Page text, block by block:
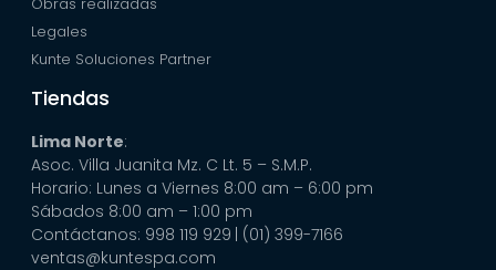
Legales
Kunte Soluciones Partner
Tiendas
Lima Norte:
Asoc. Villa Juanita Mz. C Lt. 5 – S.M.P.
Horario: Lunes a Viernes 8:00 am – 6:00 pm
Sábados 8:00 am – 1:00 pm
Contáctanos: 998 119 929 | (01) 399-7166
ventas@kuntespa.com